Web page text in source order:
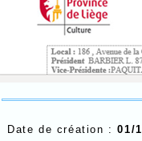
Date de création :01/